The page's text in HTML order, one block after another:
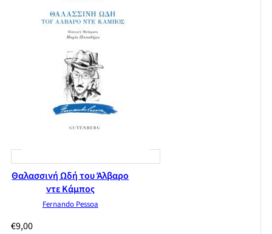
Θαλασσινή Ωδή του Άλβαρο
ντε Κάμπος
Fernando Pessoa
€9,00